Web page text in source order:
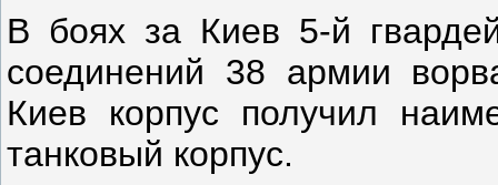
В боях за Киев 5-й
соединений 38 армии
Киев корпус получил
танковый корпус.